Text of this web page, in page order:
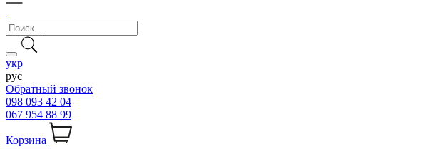
укр
рус
Обратный звонок
098 093 42 04
067 954 88 99
Корзина